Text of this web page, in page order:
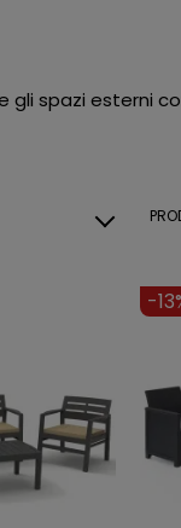
gli spazi esterni
-